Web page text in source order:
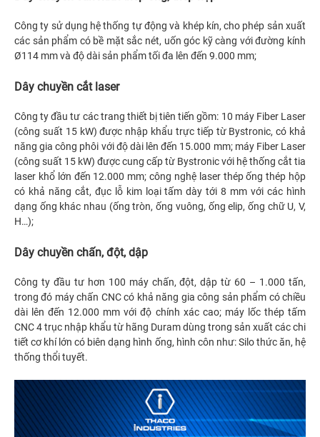
Công ty sử dụng hệ thống tự động và khép kín, cho phép sản xuất
các sản phẩm có bề mặt sắc nét, uốn góc kỹ càng với đường kính
Ø114 mm và độ dài sản phẩm tối đa lên đến 9.000 mm;
Dây chuyền cắt laser
Công ty đầu tư các trang thiết bị tiên tiến gồm: 10 máy Fiber Laser
(công suất 15 kW) được nhập khẩu trực tiếp từ Bystronic, có khả
năng gia công phôi với độ dài lên đến 15.000 mm; máy Fiber Laser
(công suất 15 kW) được cung cấp từ Bystronic với hệ thống cắt tia
laser khổ lớn đến 12.000 mm; công nghệ laser thép ống thép hộp
có khả năng cắt, đục lỗ kim loại tấm dày tới 8 mm với các hình
dạng ống khác nhau (ống tròn, ống vuông, ống elip, ống chữ U, V,
H…);
Dây chuyền chấn, đột, dập
Công ty đầu tư hơn 100 máy chấn, đột, dập từ 60 – 1.000 tấn,
trong đó máy chấn CNC có khả năng gia công sản phẩm có chiều
dài lên đến 12.000 mm với độ chính xác cao; máy lốc thép tấm
CNC 4 trục nhập khẩu từ hãng Duram dùng trong sản xuất các chi
tiết cơ khí lớn có biên dạng hình ống, hình côn như: Silo thức ăn, hệ
thống thổi tuyết.